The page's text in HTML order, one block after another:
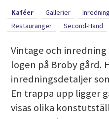
Kaféer Gallerier
Inredning
Restauranger
Second-Hand
Vintage och
logen på Broby gård.
inredningsdetaljer
En trappa upp ligger
visas olika